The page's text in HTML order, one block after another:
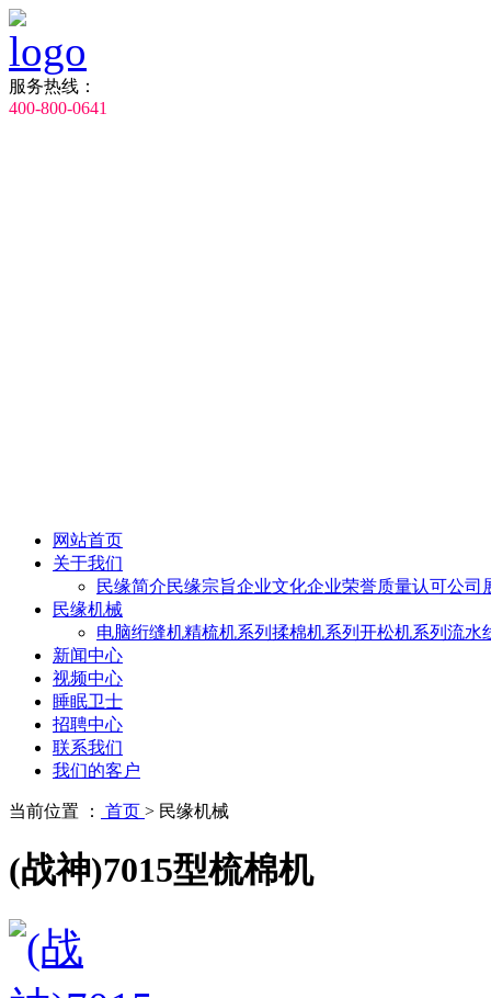
服务热线：
400-800-0641
网站首页
关于我们
民缘简介民缘宗旨企业文化企业荣誉质量认可公司
民缘机械
电脑绗缝机精梳机系列 揉棉机系列 开松机系列 流水
新闻中心
视频中心
睡眠卫士
招聘中心
联系我们
我们的客户
当前位置 ： 首页 > 民缘机械
(战神)7015型梳棉机